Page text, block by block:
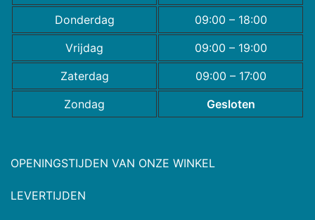
Donderdag
09:00 – 18:00
Vrijdag
09:00 – 19:00
Zaterdag
09:00 – 17:00
Zondag
Gesloten
OPENINGSTIJDEN VAN ONZE WINKEL
LEVERTIJDEN